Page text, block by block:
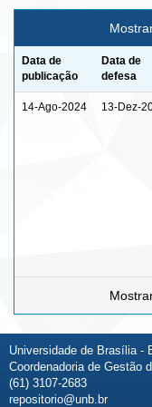
Data de
publicação
Data de
defesa
14-Ago-2024 13-Dez-
Universidade de Brasília -
Coordenadoria de Gestão
(61) 3107-2683
repositorio@unb.br